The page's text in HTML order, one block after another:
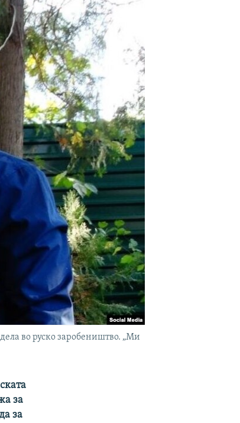
во руско заробеништво. „Ми
за
за